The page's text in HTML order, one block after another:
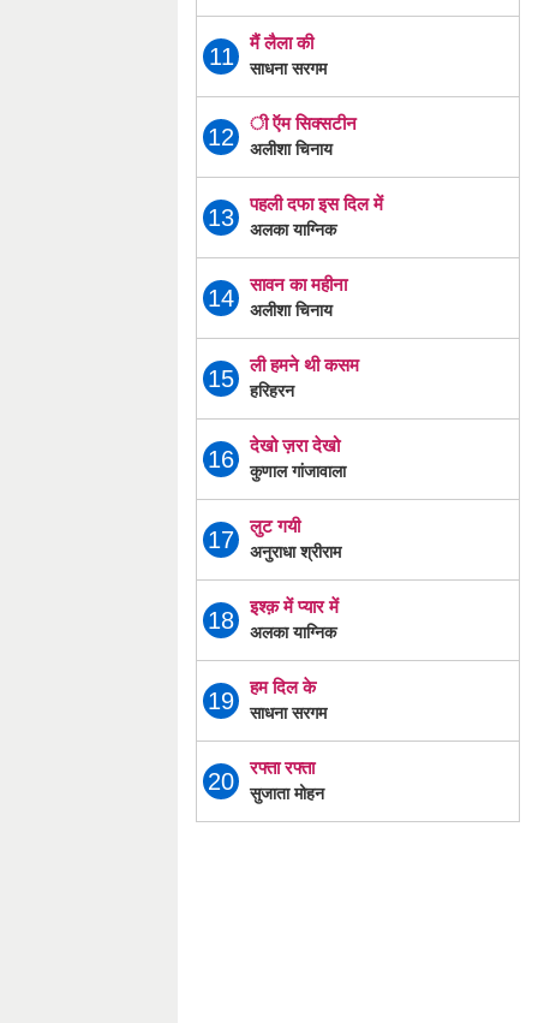
11
मैं लैला की
साधना सरगम
12
ी ऍम सिक्सटीन
अलीशा चिनाय
13
पहली दफा इस दिल में
अलका याग्निक
14
सावन का महीना
अलीशा चिनाय
15
ली हमने थी कसम
हरिहरन
16
देखो ज़रा देखो
कुणाल गांजावाला
17
लुट गयी
अनुराधा श्रीराम
18
इश्क़ में प्यार में
अलका याग्निक
19
हम दिल के
साधना सरगम
20
रफ्ता रफ्ता
सुजाता मोहन